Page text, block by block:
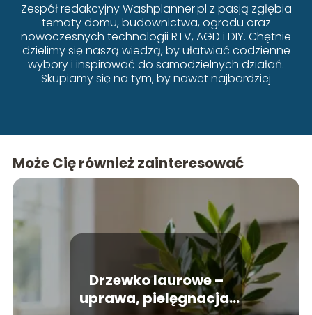
Zespół redakcyjny Washplanner.pl z pasją zgłębia
tematy domu, budownictwa, ogrodu oraz
nowoczesnych technologii RTV, AGD i DIY. Chętnie
dzielimy się naszą wiedzą, by ułatwiać codzienne
wybory i inspirować do samodzielnych działań.
Skupiamy się na tym, by nawet najbardziej
Może Cię również zainteresować
Drzewko laurowe –
uprawa, pielęgnacja,